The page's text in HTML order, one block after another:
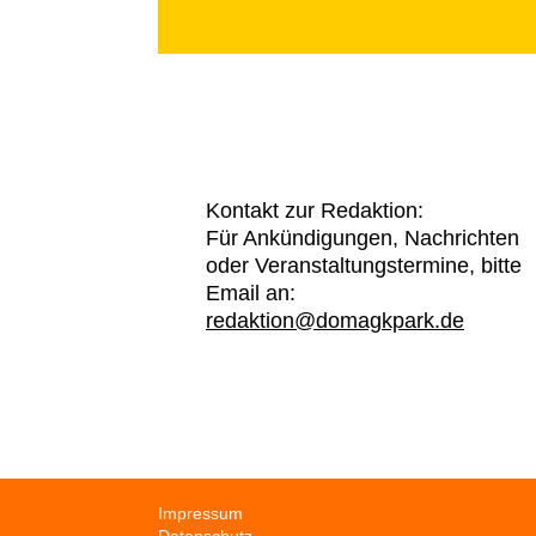
Kontakt zur Redaktion:
Für Ankündigungen, Nachrichten
oder Veranstaltungstermine, bitte
Email an:
redaktion@domagkpark.de
Navigation
Impressum